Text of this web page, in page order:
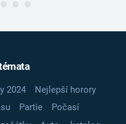
2024
Nejlepší horory
Partie
Počasí